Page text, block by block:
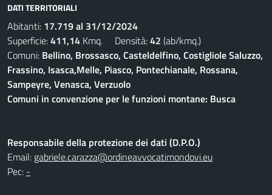
DATI TERRITORIALI
Abitanti: 17.719 al 31/12/2024
Superficie:411,14 Kmq. Densità:42 (ab/kmq.)
Comuni: Bellino, Brossasco, Casteldelfino, Costigliole Saluzzo,
Frassino, Isasca,Melle, Piasco, Pontechianale, Rossana,
Sampeyre, Venasca, Verzuolo
Comuni in convenzione per le funzioni montane: Busca
Responsabile della protezione dei dati (D.P.O.)
Email: gabriele.carazza@ordineavvocatimondovi.eu
Pec: -